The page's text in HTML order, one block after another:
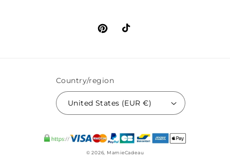
PinterestTikTok
Country/region
United States (EUR €)
© 2026, MamieCadeau